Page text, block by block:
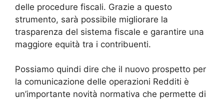
delle procedure fiscali. Grazie a questo
strumento, sarà possibile migliorare la
trasparenza del sistema fiscale e garantire una
maggiore equità tra i contribuenti.
Possiamo quindi dire che il nuovo prospetto per
la comunicazione delle operazioni Redditi è
un’importante novità normativa che permette di